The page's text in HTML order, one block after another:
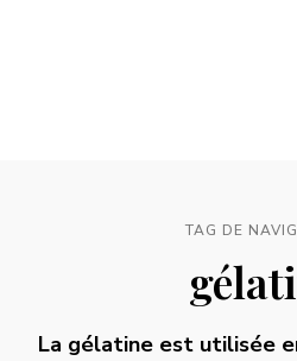
TAG DE
La gélatine est utilisée